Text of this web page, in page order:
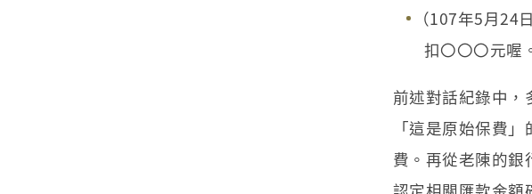
（107年5月
扣〇〇〇元喔
前述對話紀錄中，
「這是原始保費
費。再從老陳的